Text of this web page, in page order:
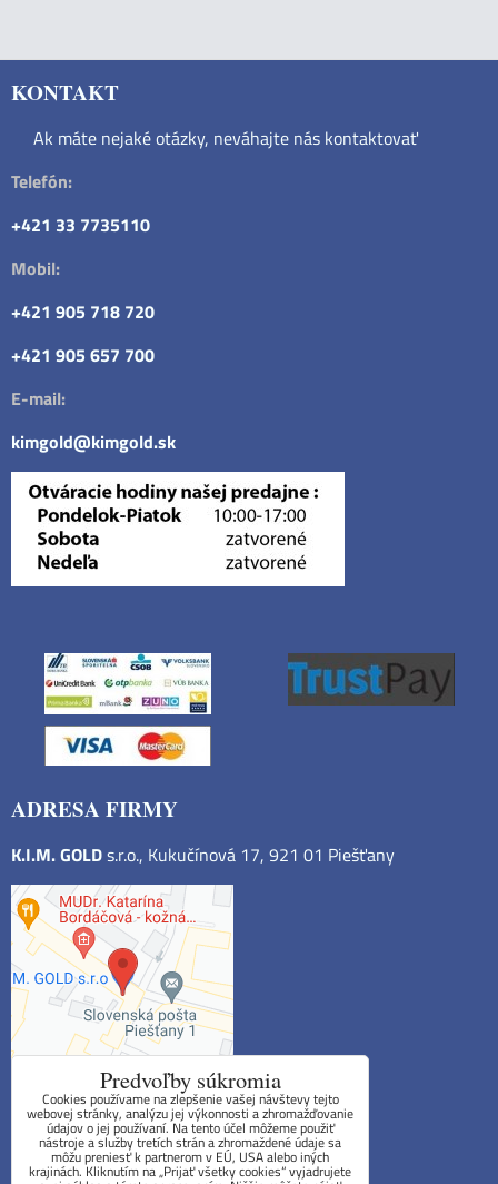
KONTAKT
Ak máte nejaké otázky, neváhajte nás kontaktovať
Telefón:
+421 33 7735110
Mobil:
+421 905 718 720
+421 905 657 700
E-mail:
kimgold@kimgold.sk
ADRESA FIRMY
K.I.M. GOLDs.r.o., Kukučínová 17, 921 01 Piešťany
Obchodné podmienky
Predvoľby súkromia
Cookies používame na zlepšenie vašej návštevy tejto
webovej stránky, analýzu jej výkonnosti a zhromažďovanie
údajov o jej používaní. Na tento účel môžeme použiť
nástroje a služby tretích strán a zhromaždené údaje sa
môžu preniesť k partnerom v EÚ, USA alebo iných
krajinách. Kliknutím na „Prijať všetky cookies“ vyjadrujete